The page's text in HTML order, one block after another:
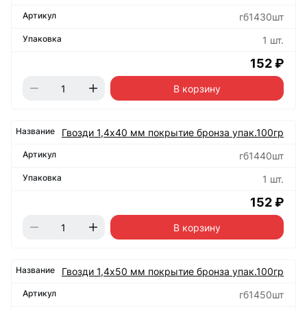
гб1430шт
1 шт.
152 ₽
В корзину
Гвозди 1,4х40 мм покрытие бронза упак.100гр
гб1440шт
1 шт.
152 ₽
В корзину
Гвозди 1,4х50 мм покрытие бронза упак.100гр
гб1450шт